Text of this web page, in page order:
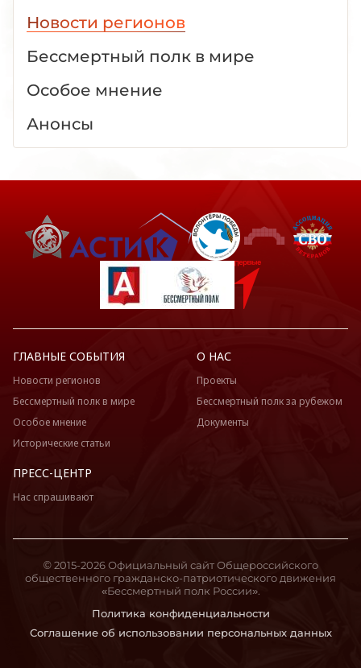
Новости регионов
Бессмертный полк в мире
Особое мнение
Анонсы
ГЛАВНЫЕ СОБЫТИЯ
Новости регионов
Бессмертный полк в мире
Особое мнение
Исторические статьи
О НАС
Проекты
Бессмертный полк за рубежом
Документы
ПРЕСС-ЦЕНТР
Нас спрашивают
Политика конфиденциальности
Соглашение об использовании персональных данных
© 2015-2026 Официальный сайт Общероссийского
общественного гражданско-патриотического движения
«Бессмертный полк России».